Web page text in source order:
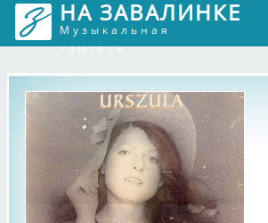
НА ЗАВАЛИНКЕ
Музыкальная
соцсеть